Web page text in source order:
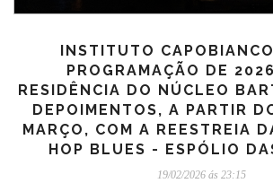
INSTITUTO
PROGRAMAÇÃO DE
RESIDÊNCIA DO NÚCLEO
DEPOIMENTOS, A PARTIR
MARÇO, COM A REESTREIA
HOP BLUES - ESPÓLIO
19/02/2026 ás 23:15